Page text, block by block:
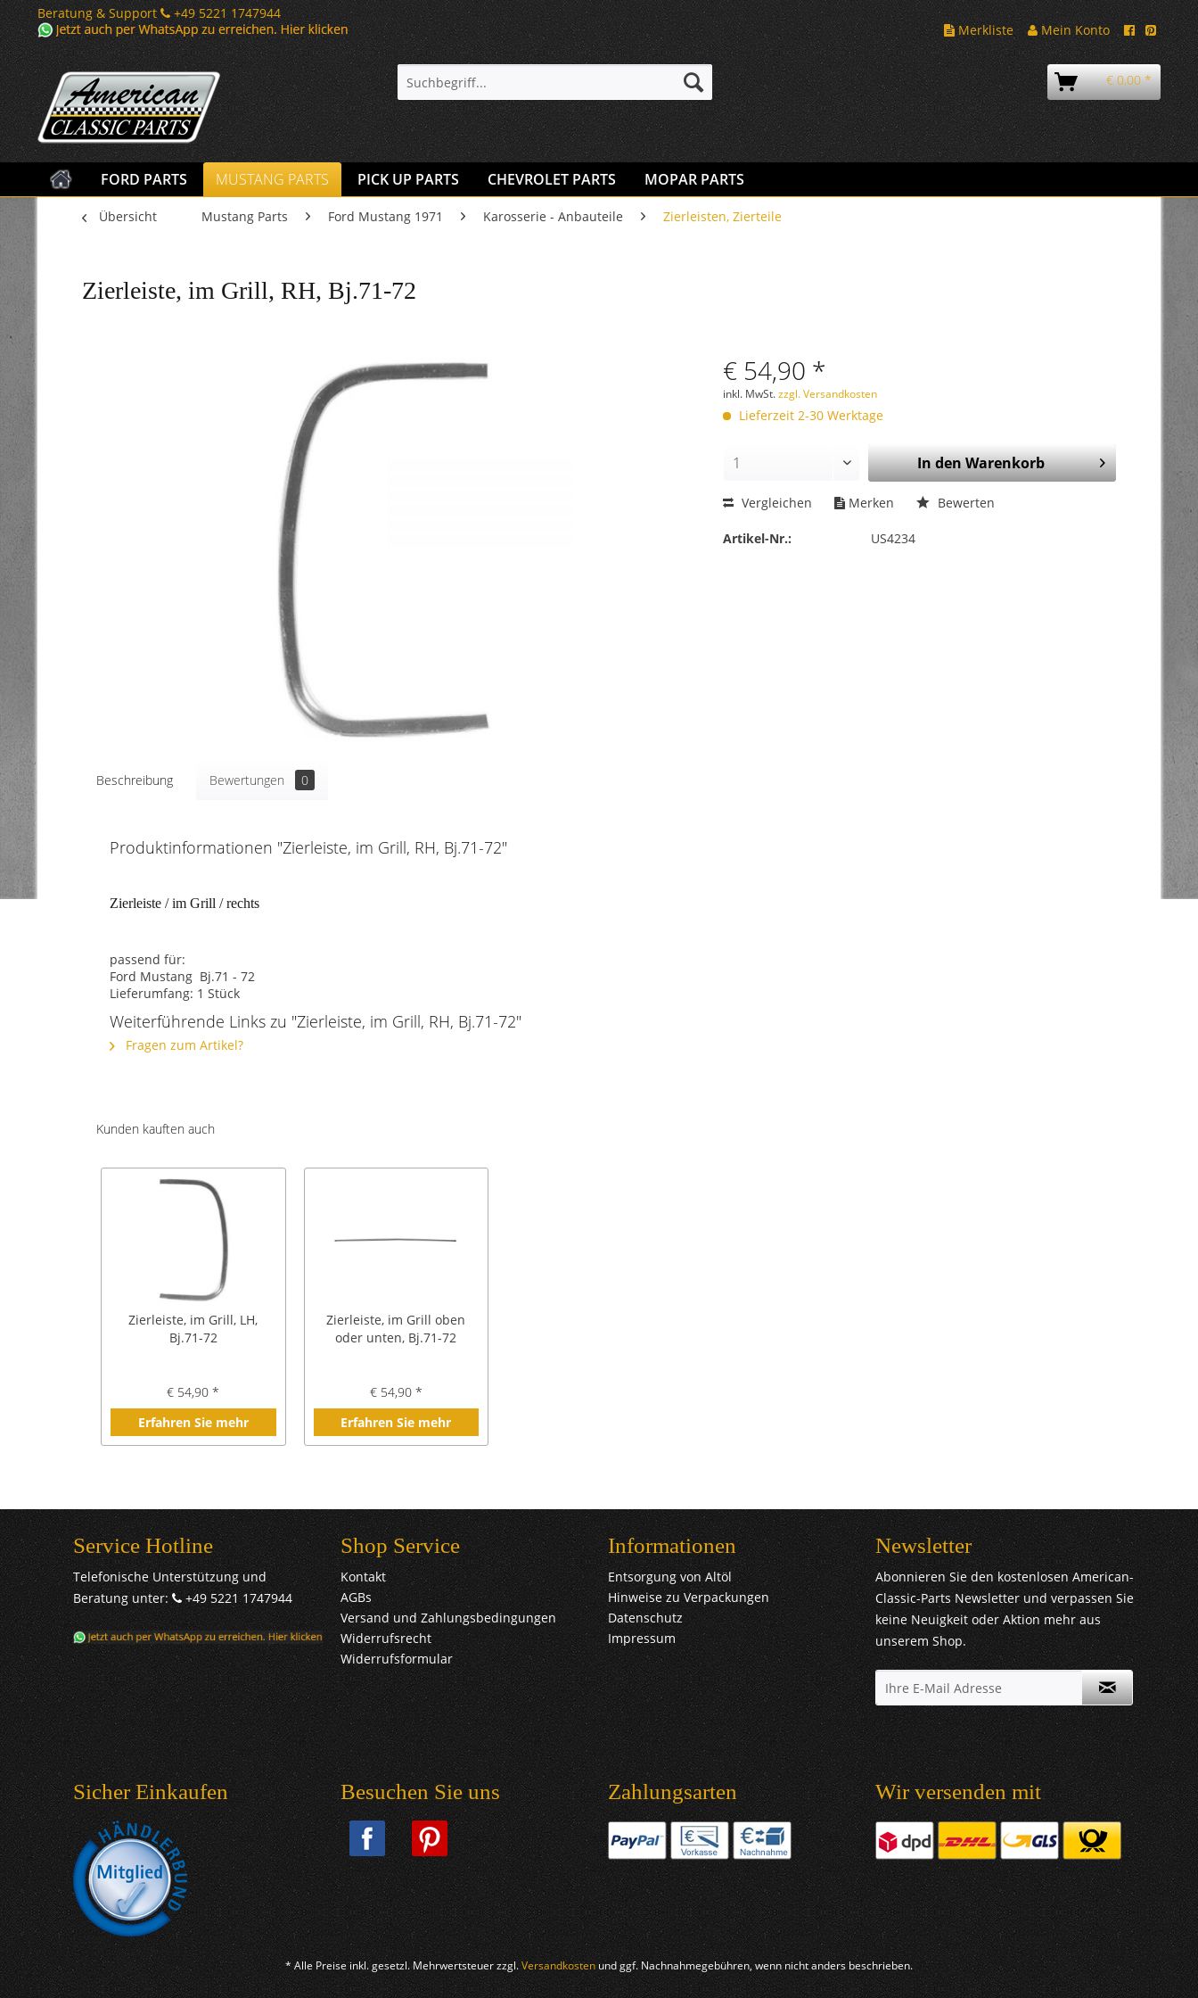
Beratung & Support
+49 5221 1747944
Merkliste
Mein Konto
€ 0,00 *
FORD PARTS MUSTANG PARTS PICK UP PARTS CHEVROLET PARTS MOPAR PARTS
Übersicht Mustang Parts Ford Mustang 1971 Karosserie - Anbauteile Zierleisten, Zierteile
Zierleiste, im Grill, RH, Bj.71-72
€ 54,90 *
inkl. MwSt.zzgl. Versandkosten
Lieferzeit 2-30 Werktage
In denWarenkorb
Vergleichen Merken Bewerten
Artikel-Nr.: US4234
Beschreibung Bewertungen 0
Produktinformationen "Zierleiste, im Grill, RH, Bj.71-72"
Zierleiste / im Grill / rechts
passend für:
Ford Mustang Bj.71 - 72
Lieferumfang: 1 Stück
Weiterführende Links zu "Zierleiste, im Grill, RH, Bj.71-72"
Fragen zum Artikel?
Kunden kauften auch
Zierleiste, im Grill, LH,
Bj.71-72
€ 54,90 *
Erfahren Sie mehr
Zierleiste, im Grill oben
oder unten, Bj.71-72
€ 54,90 *
Erfahren Sie mehr
Service Hotline
Telefonische Unterstützung und
Beratung unter:
+49 5221 1747944
Shop Service
Kontakt
AGBs
Versand und Zahlungsbedingungen
Widerrufsrecht
Widerrufsformular
Informationen
Entsorgung von Altöl
Hinweise zu Verpackungen
Datenschutz
Impressum
Newsletter
Abonnieren Sie den kostenlosen American-
Classic-Parts Newsletter und verpassen Sie
keine Neuigkeit oder Aktion mehr aus
unserem Shop.
Sicher Einkaufen Besuchen Sie uns Zahlungsarten Wir versenden mit
* Alle Preise inkl. gesetzl. Mehrwertsteuer zzgl.Versandkostenund ggf. Nachnahmegebühren, wenn nicht anders beschrieben.